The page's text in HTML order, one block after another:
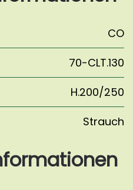
CO
70-CLT.130
H.200/250
Strauch